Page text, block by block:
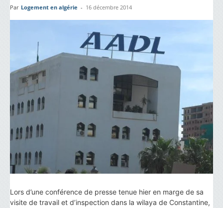
Par Logement en algérie - 16 décembre 2014
Lors d’une conférence de presse tenue hier en marge de sa
visite de travail et d’inspection dans la wilaya de Constantine,